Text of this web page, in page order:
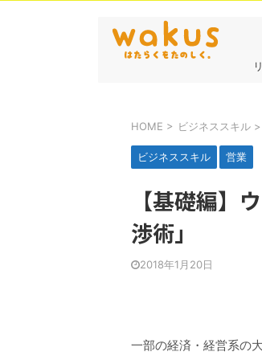
HOME > ビジネススキル >
ビジネススキル 営業
【基礎編】
渉術」
2018年1月20日
一部の経済・経営系の